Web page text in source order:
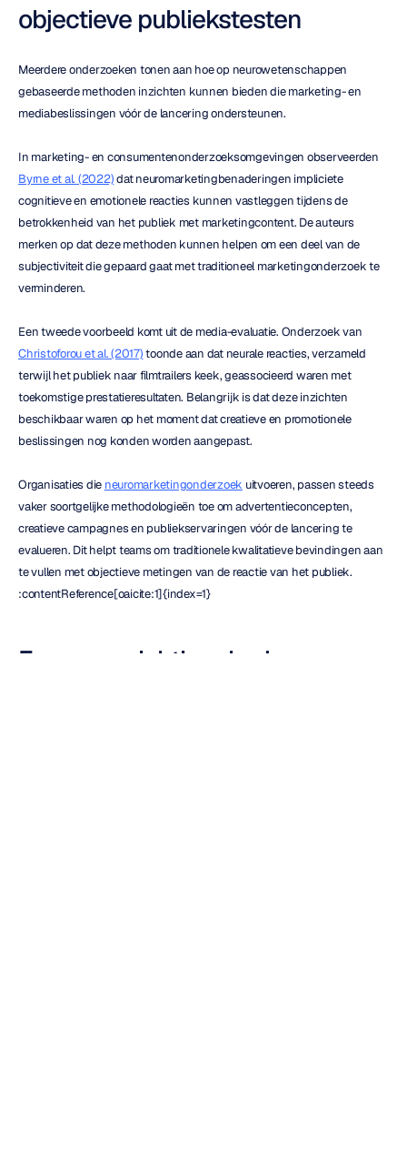
objectieve publiekstesten
Meerdere onderzoeken tonen aan hoe op neurowetenschappen
gebaseerde methoden inzichten kunnen bieden die marketing- en
mediabeslissingen vóór de lancering ondersteunen.
Byrne et al. (2022) dat neuromarketingbenaderingen impliciete
cognitieve en emotionele reacties kunnen vastleggen tijdens de
betrokkenheid van het publiek met marketingcontent. De auteurs
merken op dat deze methoden kunnen helpen om een deel van de
subjectiviteit die gepaard gaat met traditioneel marketingonderzoek te
verminderen.
Christoforou et al. (2017) toonde aan dat neurale reacties, verzameld
terwijl het publiek naar filmtrailers keek, geassocieerd waren met
toekomstige prestatieresultaten. Belangrijk is dat deze inzichten
beschikbaar waren op het moment dat creatieve en promotionele
beslissingen nog konden worden aangepast.
Organisaties die neuromarketingonderzoek uitvoeren, passen steeds
vaker soortgelijke methodologieën toe om advertentieconcepten,
creatieve campagnes en publiekservaringen vóór de lancering te
evalueren. Dit helpt teams om traditionele kwalitatieve bevindingen aan
te vullen met objectieve metingen van de reactie van het publiek.
:contentReference[oaicite:1]{index=1}
Een evenwichtiger kader voor